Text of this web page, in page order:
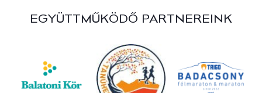
EGYÜTTMŰKÖDŐ PARTNEREINK